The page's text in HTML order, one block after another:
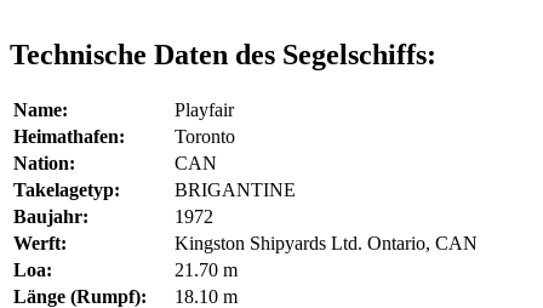
Technische Daten des Segelschiffs:
Name:
Playfair
Heimathafen:
Toronto
Nation:
CAN
Takelagetyp:
BRIGANTINE
Baujahr:
1972
Werft:
Kingston Shipyards Ltd. Ontario, CAN
Loa:
21.70 m
Länge (Rumpf):
18.10 m